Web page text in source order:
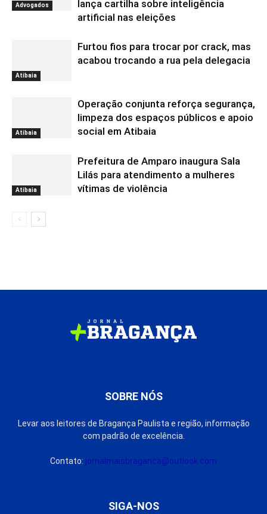
Advogados
lança cartilha sobre inteligência
artificial nas eleições
Atibaia
Furtou fios para trocar por crack, mas
acabou trocando a rua pela delegacia
Atibaia
Operação conjunta reforça segurança,
limpeza dos espaços públicos e apoio
social em Atibaia
Atibaia
Prefeitura de Amparo inaugura Sala
Lilás para atendimento a mulheres
vítimas de violência
SOBRE NÓS
Levar aos leitores de Bragança Paulista e região, informação
com padrão de excelência.
Contato: jornalmaisbraganca@outlook.com
SIGA-NOS